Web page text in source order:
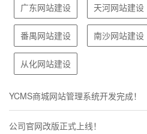
广东网站建设 天河网站建设
番禺网站建设 南沙网站建设
从化网站建设
YCMS商城网站管理系统开发完成！
公司官网改版正式上线！
广东企业网站制作
广东网站制作
广州企业网站开发的6个步骤
广州网站开发的公司哪家好
广州做网站公司怎么选择
广州做网站公司哪家好？
广州企业网站设计作出一个优秀的企
广州企业网站设计的五个技巧
广东网络建站
广东建站公司
广东建设网站
广东制作网站
天河区网页制作公司需要注意什么？
天河区公司网站设计原则
黄埔区网页制作公司如何选择
黄埔区网页制作公司
番禺网站建设的详细流程